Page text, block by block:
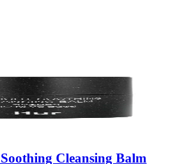
Cleansing Balm